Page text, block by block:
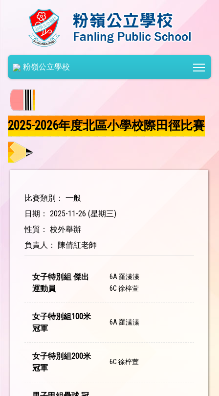
粉嶺公立學校
2025-2026年度北區小學校際田徑比賽
比賽類別： 一般
日期： 2025-11-26 (星期三)
性質： 校外舉辦
負責人： 陳倩紅老師
女子特別組 傑出
運動員
6A 羅溱溱
6C 徐梓萱
女子特別組100米
冠軍
6A 羅溱溱
女子特別組200米
冠軍
6C 徐梓萱